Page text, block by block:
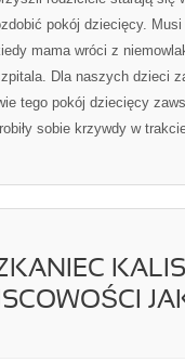
pokój dziecięcy.
mama wróci z
Dla naszych dzieci
tego pokój dziecięcy
sobie krzywdy w